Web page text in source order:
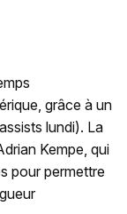
grâce à un
lundi). La
Kempe, qui
pour permettre